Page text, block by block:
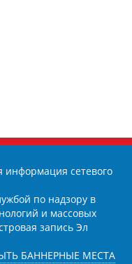
информация сетевого
по надзору в
и массовых
запись Эл
БАННЕРНЫЕ МЕСТА